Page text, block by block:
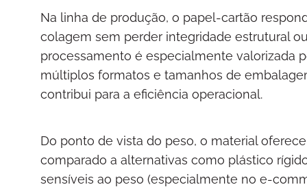
Na linha de produção, o papel-cartão
colagem sem perder integridade estrutural
processamento é especialmente valorizada
múltiplos formatos e tamanhos de
contribui para a eficiência operacional.
Do ponto de vista do peso, o material
comparado a alternativas como plástico
sensíveis ao peso (especialmente no e-